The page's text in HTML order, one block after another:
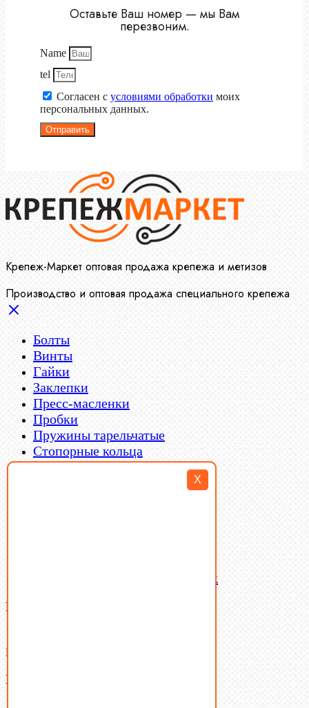
X
Оставьте Ваш номер — мы Вам
перезвоним.
Name
tel
Согласен с условиями обработки моих
персональных данных.
Отправить
Крепеж-Маркет оптовая продажа крепежа и метизов
Производство и оптовая продажа специального крепежа
Болты
Винты
Гайки
Заклепки
Пресс-масленки
Пробки
Пружины тарельчатые
Стопорные кольца
Такелаж
Латунный и бронзовый крепеж
Ваша корзина
В корзине нет товаров.
Поиск